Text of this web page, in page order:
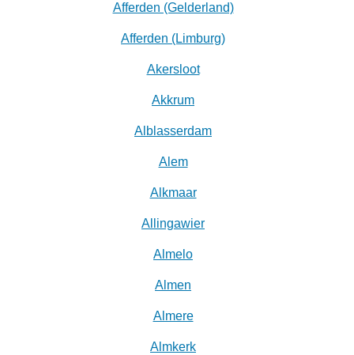
Afferden (Gelderland)
Afferden (Limburg)
Akersloot
Akkrum
Alblasserdam
Alem
Alkmaar
Allingawier
Almelo
Almen
Almere
Almkerk